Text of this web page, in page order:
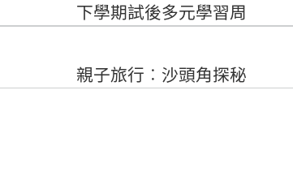
下學期試後多元學習周
親子旅行︰沙頭角探秘